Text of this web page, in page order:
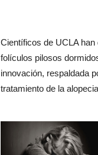
Científicos de UCLA
folículos pilosos
innovación, respaldada
tratamiento de la